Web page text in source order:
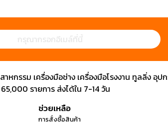
หกรรม เครื่องมือช่าง เครื่องมือโรงงาน ทูลลิ่ง อุ
รายการ ส่งได้ใน 7-14 วัน
ช่วยเหลือ
การสั่งซื้อสินค้า